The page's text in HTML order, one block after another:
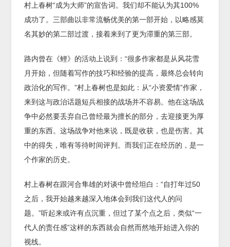
村上春树“成为大师”的宣告词。我们却不能认为其100%
成功了。三部曲以非常流畅优美的第一部开始，以略感莫
名其妙的第二部过渡，接着来到了更为滞重的第三部。
路内曾在《鲤》的活动上说到：“很多作家都是从风花雪
月开始，但随着写作的技巧和经验的提高，最终总会转向
政治化的写作。”村上春树也是如此：从“小资爱情”作家，
来到这与政治话题短兵相接的战场并不容易。他在这场战
争中必然要丢弃自己曾经最为擅长的部分，去迎接更为厚
重的东西。这场战争对他来说，既是收获，也是伤害。其
中的得失，唯有等待时间评判。而我们正在经历的，是一
个作家的历史。
村上春树在跟河合隼雄的对谈中曾经坦白：“自打年过50
之后，我开始越来越深入地体会到我们这代人的问
题。”听起来或许有点沉重，但过了某个点之后，类似“一
代人的责任感”这样的东西就会自然而然地开始进入你的
视线。